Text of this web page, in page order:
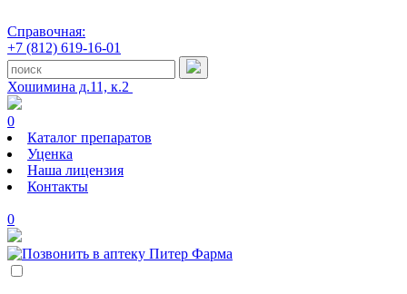
Справочная:
+7 (812) 619-16-01
Хошимина д.11, к.2
0
Каталог препаратов
Уценка
Наша лицензия
Контакты
0